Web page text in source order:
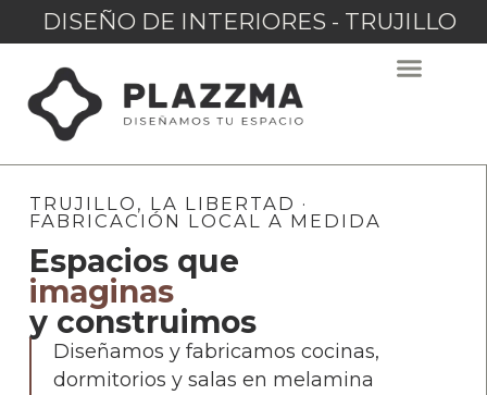
DISEÑO DE INTERIORES - TRUJILLO
TRUJILLO, LA LIBERTAD ·
FABRICACIÓN LOCAL A MEDIDA
Espacios que
imaginas
y construimos
Diseñamos y fabricamos cocinas,
dormitorios y salas en melamina